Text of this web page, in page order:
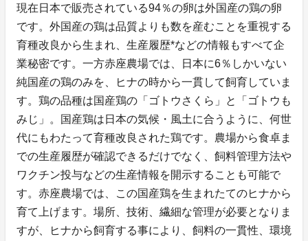
現在日本で販売されている94％の卵は外国産の鶏の卵
です。外国産の鶏は品質よりも数を産むことを重視する
育種改良から生まれ、生産履歴*などの情報もすべて企
業秘密です。一方赤座農場では、日本に6％しかいない
純国産の鶏のみを、ヒナの時から一貫して飼育していま
す。鶏の品種は国産鶏の「ゴトウさくら」と「ゴトウも
みじ」。国産鶏は日本の気候・風土に合うように、何世
代にもわたって育種改良された鶏です。農場から食卓ま
での生産履歴が確認できるだけでなく、飼料管理方法や
ワクチン投与などの生産情報を開示することも可能で
す。赤座農場では、この国産鶏を生まれたてのヒナから
育て上げます。場所、技術、繊細な管理が必要となりま
すが、ヒナから飼育する事により、飼料の一貫性、環境